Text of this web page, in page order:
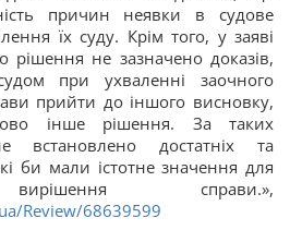
причин неявки в судове
їх суду. Крім того, у заяві
рішення не зазначено доказів,
при ухваленні заочного
прийти до іншого висновку,
інше рішення. За таких
встановлено достатніх та
би мали істотне значення для
справи.»,
Review/68639599